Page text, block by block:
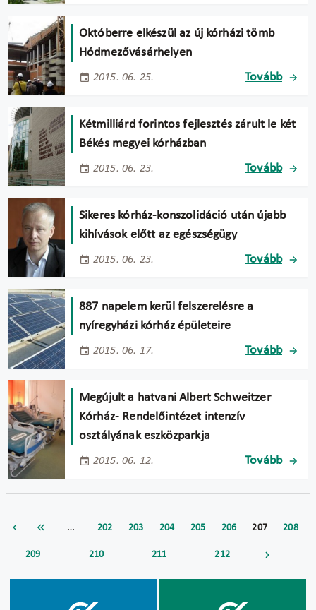
Októberre elkészül az új kórházi tömb
Hódmezővásárhelyen
2015. 06. 25. Tovább
Kétmilliárd forintos fejlesztés zárult le két
Békés megyei kórházban
2015. 06. 23. Tovább
Sikeres kórház-konszolidáció után újabb
kihívások előtt az egészségügy
2015. 06. 23. Tovább
887 napelem kerül felszerelésre a
nyíregyházi kórház épületeire
2015. 06. 17. Tovább
Megújult a hatvani Albert Schweitzer
Kórház- Rendelőintézet intenzív
osztályának eszközparkja
2015. 06. 12. Tovább
… 202 203 204 205 206 207 208
209 210 211 212